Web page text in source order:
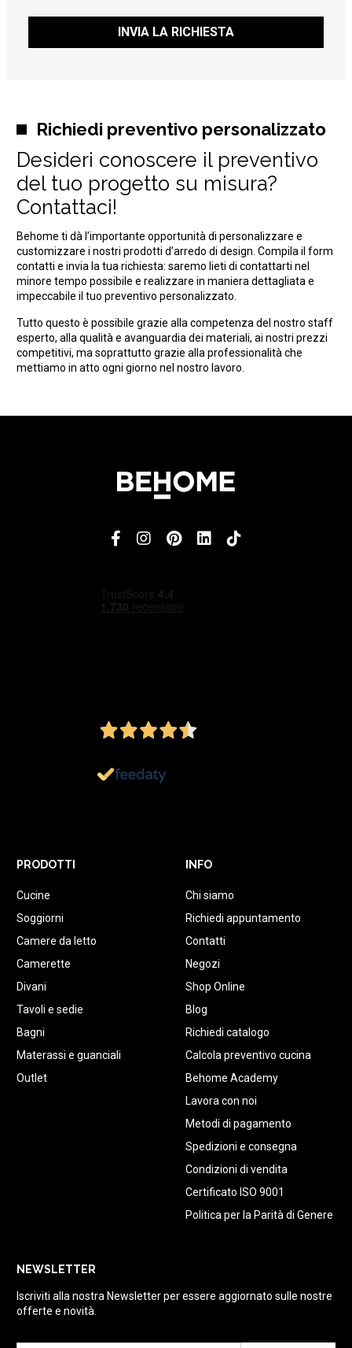
Richiedi preventivo personalizzato
Desideri conoscere il preventivo
del tuo progetto su misura?
Contattaci!
Behome ti dà l’importante opportunità di personalizzare e
customizzare i nostri prodotti d’arredo di design. Compila il form
contatti e invia la tua richiesta: saremo lieti di contattarti nel
minore tempo possibile e realizzare in maniera dettagliata e
impeccabile il tuo preventivo personalizzato.
Tutto questo è possibile grazie alla competenza del nostro staff
esperto, alla qualità e avanguardia dei materiali, ai nostri prezzi
competitivi, ma soprattutto grazie alla professionalità che
mettiamo in atto ogni giorno nel nostro lavoro.
INVIA LA RICHIESTA
PRODOTTI
Cucine
Soggiorni
Camere da letto
Camerette
Divani
Tavoli e sedie
Bagni
Materassi e guanciali
Outlet
INFO
Chi siamo
Richiedi appuntamento
Contatti
Negozi
Shop Online
Blog
Richiedi catalogo
Calcola preventivo cucina
Behome Academy
Lavora con noi
Metodi di pagamento
Spedizioni e consegna
Condizioni di vendita
Certificato ISO 9001
Politica per la Parità di Genere
NEWSLETTER
Iscriviti alla nostra Newsletter per essere aggiornato sulle nostre
offerte e novità.